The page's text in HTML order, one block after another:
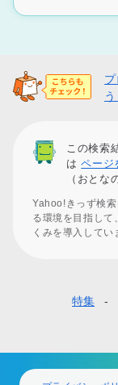
う
この検索
はページ
（おとな
Yahoo!きっず検
る環境を目指して
くみを導入してい
タ
特集